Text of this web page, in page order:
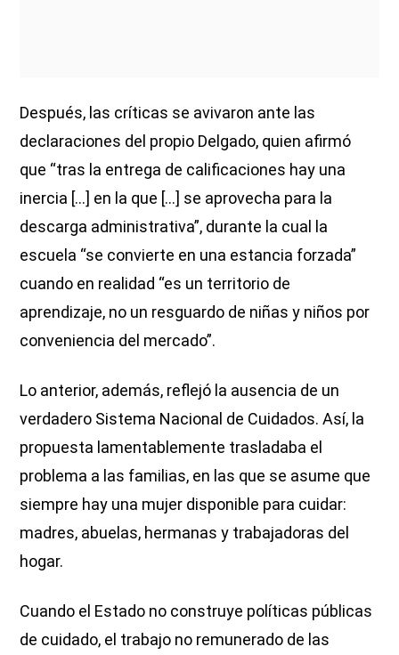
Después, las críticas se avivaron ante las
declaraciones del propio Delgado, quien afirmó
que “tras la entrega de calificaciones hay una
inercia [...] en la que […] se aprovecha para la
descarga administrativa”, durante la cual la
escuela “se convierte en una estancia forzada”
cuando en realidad “es un territorio de
aprendizaje, no un resguardo de niñas y niños por
conveniencia del mercado”.
Lo anterior, además, reflejó la ausencia de un
verdadero Sistema Nacional de Cuidados. Así, la
propuesta lamentablemente trasladaba el
problema a las familias, en las que se asume que
siempre hay una mujer disponible para cuidar:
madres, abuelas, hermanas y trabajadoras del
hogar.
Cuando el Estado no construye políticas públicas
de cuidado, el trabajo no remunerado de las